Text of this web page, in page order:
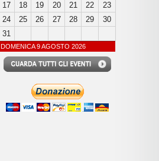
17
18 19 20 21 22
23
24
25 26 27 28 29
30
31
DOMENICA 9 AGOSTO 2026